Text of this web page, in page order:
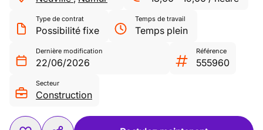
Type de contrat
Possibilité fixe
Temps de travail
Temps plein
Dernière modification
22/06/2026
Référence
555960
Secteur
Construction